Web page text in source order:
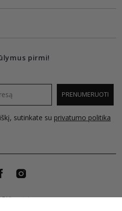
pirmi!
PRENUMERUOTI
sutinkate su privatumo politika
Visos teises saugomos.